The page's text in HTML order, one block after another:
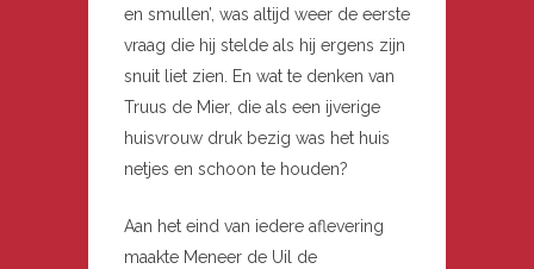
en smullen’, was altijd weer de eerste
vraag die hij stelde als hij ergens zijn
snuit liet zien. En wat te denken van
Truus de Mier, die als een ijverige
huisvrouw druk bezig was het huis
netjes en schoon te houden?
Aan het eind van iedere aflevering
maakte Meneer de Uil de